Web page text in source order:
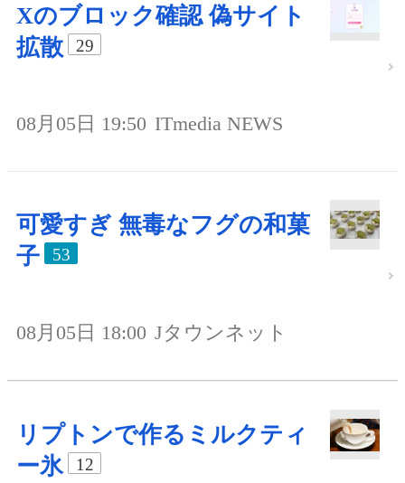
Xのブロック確認 偽サイト
拡散
29
08月05日 19:50 ITmedia NEWS
可愛すぎ 無毒なフグの和菓
子
53
08月05日 18:00 Jタウンネット
リプトンで作るミルクティ
ー氷
12